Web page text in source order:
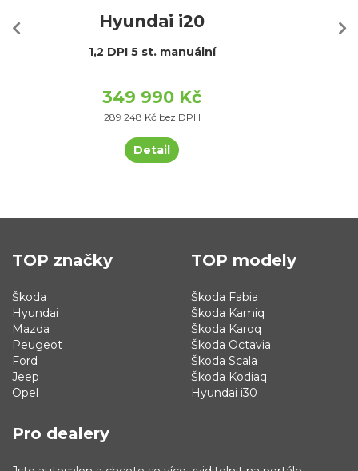
Hyundai i20
1,2 DPI 5 st. manuální
349 990 Kč
289 248 Kč bez DPH
Detail
TOP značky
Škoda
Hyundai
Mazda
Peugeot
Ford
Jeep
Opel
TOP modely
Škoda Fabia
Škoda Kamiq
Škoda Karoq
Škoda Octavia
Škoda Scala
Škoda Kodiaq
Hyundai i30
Pro dealery